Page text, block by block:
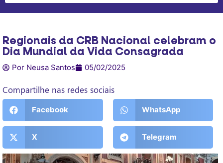
Regionais da CRB Nacional celebram o
Dia Mundial da Vida Consagrada
Por Neusa Santos 05/02/2025
Compartilhe nas redes sociais
Facebook WhatsApp
X Telegram